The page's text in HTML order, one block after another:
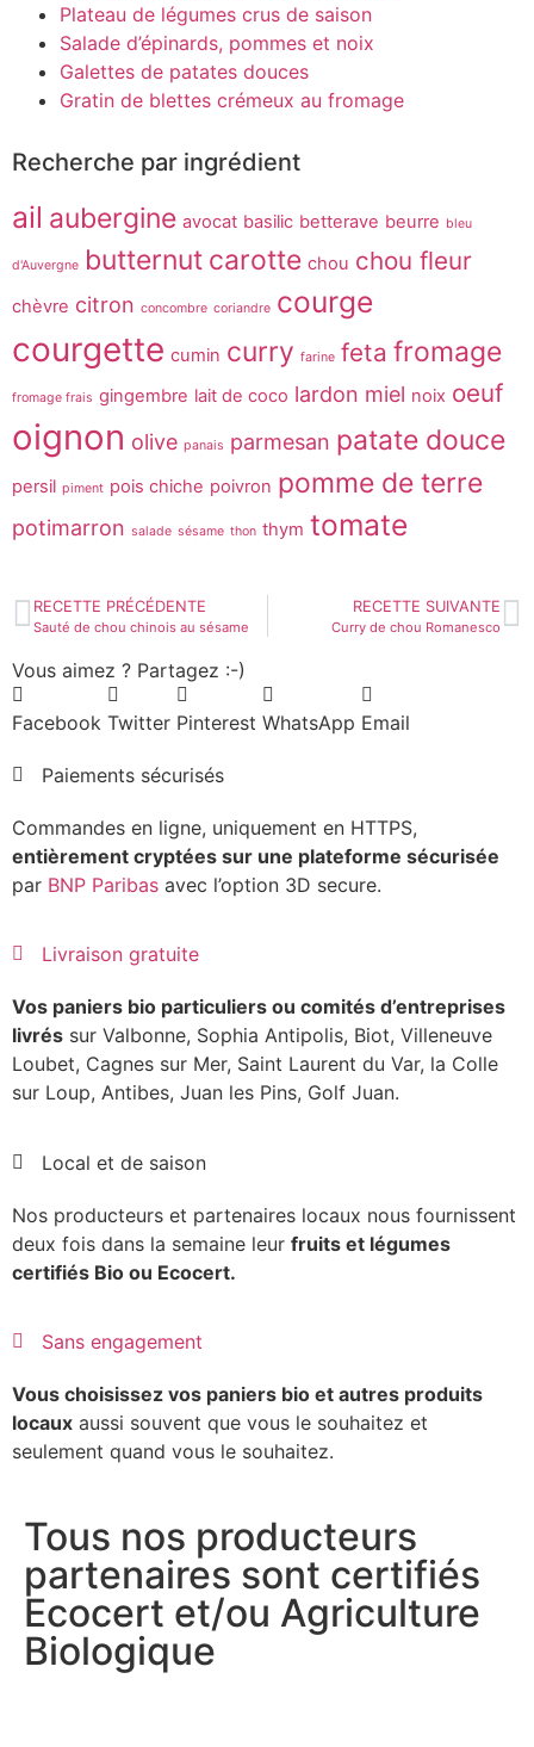
Plateau de légumes crus de saison
Salade d’épinards, pommes et noix
Galettes de patates douces
Gratin de blettes crémeux au fromage
Recherche par ingrédient
ail aubergine avocat basilic betterave beurre bleu
d'Auvergne butternut carotte chou chou fleur
chèvre citron concombre coriandre courge
courgette cumin curry farine feta fromage
fromage frais gingembre lait de coco lardon miel noix oeuf
oignon olive panais parmesan patate douce
persil piment pois chiche poivron pomme de terre
potimarron salade sésame thon thym tomate
RECETTE PRÉCÉDENTE
Sauté de chou chinois au sésame
RECETTE SUIVANTE
Curry de chou Romanesco
Vous aimez ? Partagez :-)
Facebook Twitter Pinterest WhatsApp Email
Paiements sécurisés
Commandes en ligne, uniquement en HTTPS,
entièrement cryptées sur une plateforme sécurisée
par BNP Paribas avec l’option 3D secure.
Livraison gratuite
Vos paniers bio particuliers ou comités d’entreprises
livrés sur Valbonne, Sophia Antipolis, Biot, Villeneuve
Loubet, Cagnes sur Mer, Saint Laurent du Var, la Colle
sur Loup, Antibes, Juan les Pins, Golf Juan.
Local et de saison
Nos producteurs et partenaires locaux nous fournissent
deux fois dans la semaine leur fruits et légumes
certifiés Bio ou Ecocert.
Sans engagement
Vous choisissez vos paniers bio et autres produits
locaux aussi souvent que vous le souhaitez et
seulement quand vous le souhaitez.
Tous nos producteurs
partenaires sont certifiés
Ecocert et/ou Agriculture
Biologique